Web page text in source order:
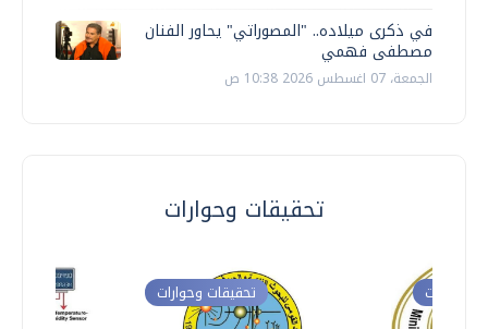
في ذكرى ميلاده.. "المصوراتي" يحاور الفنان
مصطفى فهمي
الجمعة، 07 اغسطس 2026 10:38 ص
تحقيقات وحوارات
تحقيقات وحوارات وحوارات